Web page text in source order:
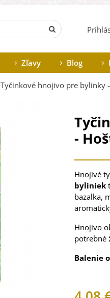
Zľavy Blog
Tyčinkové hnojivo pre bylinky
-
Hnojivé
byliniek
bazalka,
Hnojivo
potrebné
Balenie